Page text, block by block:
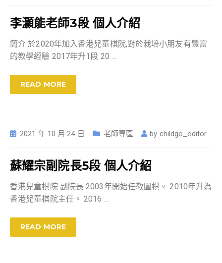
李灝能老師3段 個人介紹
簡介 於2020年加入香港兒童棋院,對於栽培小朋友有豐富
的教學經驗 2017年升1段 20 …
READ MORE
2021 年 10 月 24 日 老師專區 by childgo_editor
蘇耀宗副院長5段 個人介紹
香港兒童棋院 副院長 2003年開始任教圍棋。 2010年升為
香港兒童棋院主任。 2016 …
READ MORE